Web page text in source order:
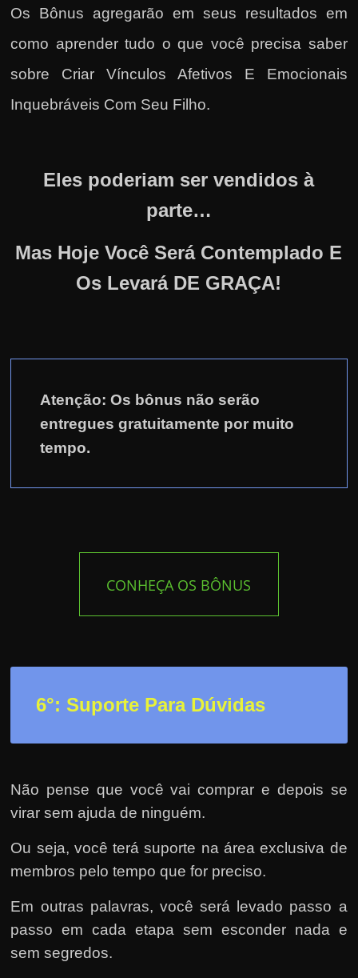
Os Bônus agregarão em seus resultados em
como aprender tudo o que você precisa saber
sobre Criar Vínculos Afetivos E Emocionais
Inquebráveis Com Seu Filho.
Eles poderiam ser vendidos à
parte…
Mas Hoje Você Será Contemplado E
Os Levará DE GRAÇA!
Atenção: Os bônus não serão
entregues gratuitamente por muito
tempo.
CONHEÇA OS BÔNUS
6°: Suporte Para Dúvidas
Não pense que você vai comprar e depois se
virar sem ajuda de ninguém.
Ou seja, você terá suporte na área exclusiva de
membros pelo tempo que for preciso.
Em outras palavras, você será levado passo a
passo em cada etapa sem esconder nada e
sem segredos.